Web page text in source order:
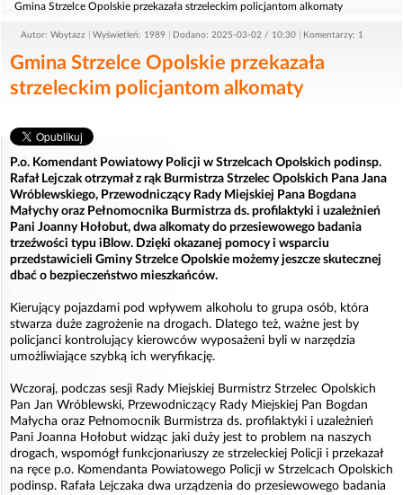
Gmina Strzelce Opolskie przekazała strzeleckim policjantom alkomaty
Autor: Woytazz Wyświetleń: 1989 Dodano: 2025-03-02 / 10:30 Komentarzy: 1
Gmina Strzelce Opolskie przekazała
strzeleckim policjantom alkomaty
P.o. Komendant Powiatowy Policji w Strzelcach Opolskich podinsp.
Rafał Lejczak otrzymał z rąk Burmistrza Strzelec Opolskich Pana Jana
Wróblewskiego, Przewodniczący Rady Miejskiej Pana Bogdana
Małychy oraz Pełnomocnika Burmistrza ds. profilaktyki i uzależnień
Pani Joanny Hołobut, dwa alkomaty do przesiewowego badania
trzeźwości typu iBlow. Dzięki okazanej pomocy i wsparciu
przedstawicieli Gminy Strzelce Opolskie możemy jeszcze skutecznej
dbać o bezpieczeństwo mieszkańców.
Kierujący pojazdami pod wpływem alkoholu to grupa osób, która
stwarza duże zagrożenie na drogach. Dlatego też, ważne jest by
policjanci kontrolujący kierowców wyposażeni byli w narzędzia
umożliwiające szybką ich weryfikację.
Wczoraj, podczas sesji Rady Miejskiej Burmistrz Strzelec Opolskich
Pan Jan Wróblewski, Przewodniczący Rady Miejskiej Pan Bogdan
Małycha oraz Pełnomocnik Burmistrza ds. profilaktyki i uzależnień
Pani Joanna Hołobut widząc jaki duży jest to problem na naszych
drogach, wspomógł funkcjonariuszy ze strzeleckiej Policji i przekazał
na ręce p.o. Komendanta Powiatowego Policji w Strzelcach Opolskich
podinsp. Rafała Lejczaka dwa urządzenia do przesiewowego badania